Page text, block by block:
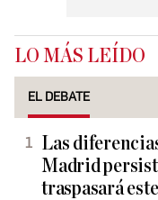
LO MÁS LEÍDO
EL DEBATE
Las
Madrid
traspasará